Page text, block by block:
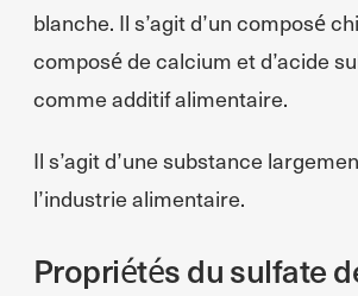
blanche. Il s’agit d’un composé
composé de calcium et d’acide
comme additif alimentaire.
Il s’agit d’une substance
l’industrie alimentaire.
Propriétés du sulfate